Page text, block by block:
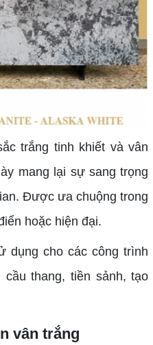
trắng tinh khiết và vân
mang lại sự sang trọng
Được ưa chuộng trong
hoặc hiện đại.
cho các công trình
thang, tiền sảnh, tạo
vân trắng